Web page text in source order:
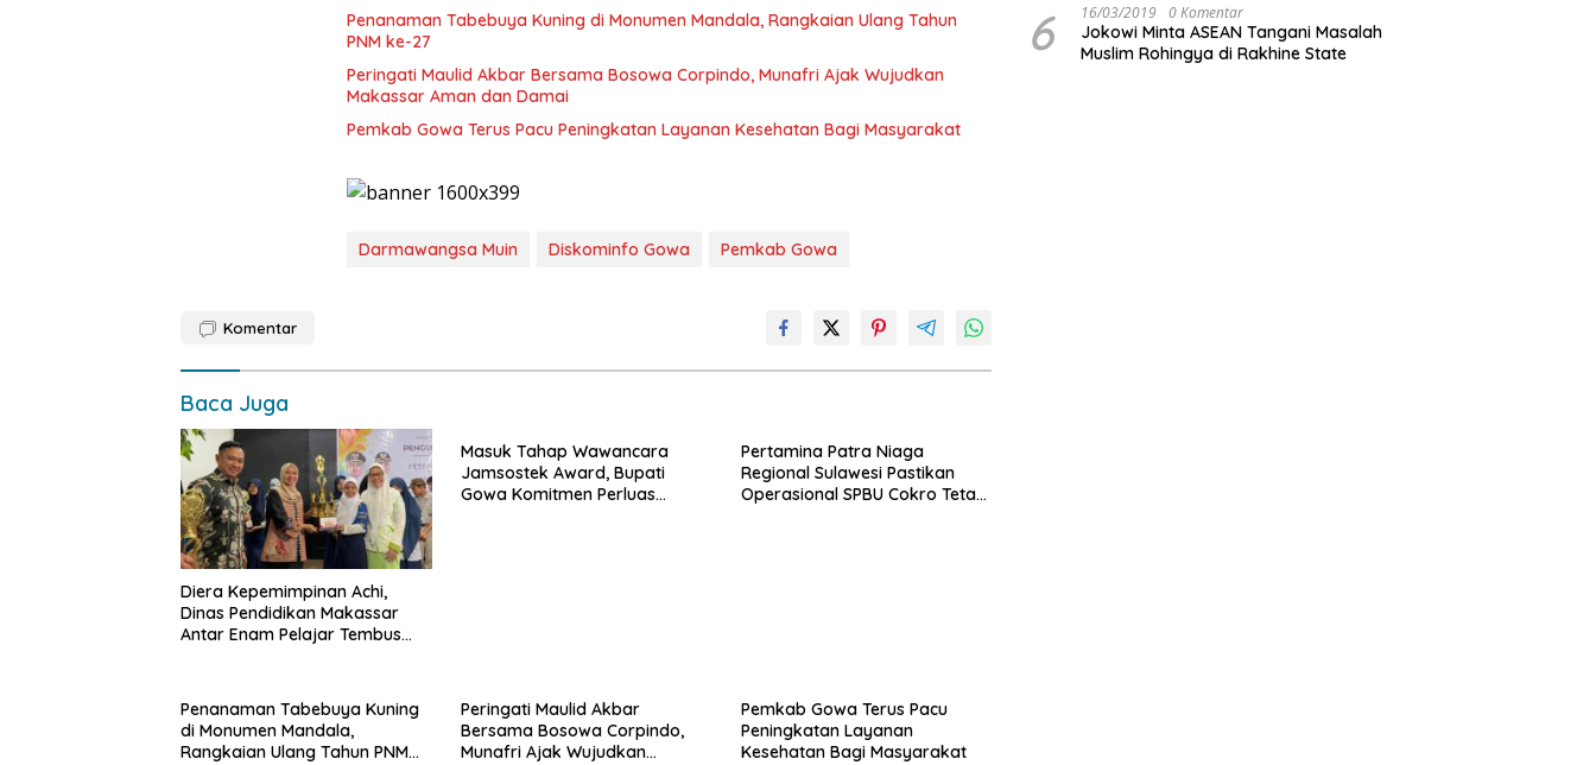
Penanaman Tabebuya Kuning di Monumen Mandala, Rangkaian Ulang Tahun
PNM ke-27
Peringati Maulid Akbar Bersama Bosowa Corpindo, Munafri Ajak Wujudkan
Makassar Aman dan Damai
Pemkab Gowa Terus Pacu Peningkatan Layanan Kesehatan Bagi Masyarakat
Darmawangsa Muin Diskominfo Gowa Pemkab Gowa
Komentar
Baca Juga
Diera Kepemimpinan Achi,
Dinas Pendidikan Makassar
Antar Enam Pelajar Tembus
Masuk Tahap Wawancara
Jamsostek Award, Bupati
Gowa Komitmen Perluas
Pertamina Patra Niaga
Regional Sulawesi Pastikan
Operasional SPBU Cokro Tetap
Penanaman Tabebuya Kuning
di Monumen Mandala,
Rangkaian Ulang Tahun PNM
Peringati Maulid Akbar
Bersama Bosowa Corpindo,
Munafri Ajak Wujudkan
Pemkab Gowa Terus Pacu
Peningkatan Layanan
Kesehatan Bagi Masyarakat
6 16/03/2019 0 Komentar
Jokowi Minta ASEAN Tangani Masalah
Muslim Rohingya di Rakhine State